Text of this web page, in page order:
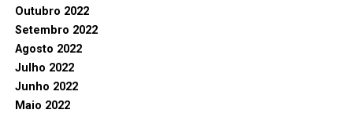
Outubro 2022
Setembro 2022
Agosto 2022
Julho 2022
Junho 2022
Maio 2022